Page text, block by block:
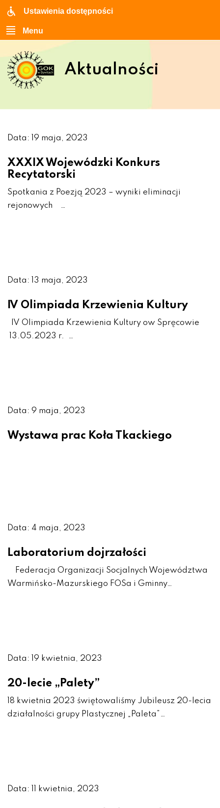
Ustawienia dostępności
Menu
Aktualności
Data: 19 maja, 2023
XXXIX Wojewódzki Konkurs
Recytatorski
Spotkania z Poezją 2023 – wyniki eliminacji
rejonowych …
Data: 13 maja, 2023
IV Olimpiada Krzewienia Kultury
IV Olimpiada Krzewienia Kultury ow Spręcowie
13.05.2023 r. …
Data: 9 maja, 2023
Wystawa prac Koła Tkackiego
Data: 4 maja, 2023
Laboratorium dojrzałości
Federacja Organizacji Socjalnych Województwa
Warmińsko-Mazurskiego FOSa i Gminny…
Data: 19 kwietnia, 2023
20-lecie „Palety”
18 kwietnia 2023 świętowaliśmy Jubileusz 20-lecia
działalności grupy Plastycznej „Paleta”…
Data: 11 kwietnia, 2023